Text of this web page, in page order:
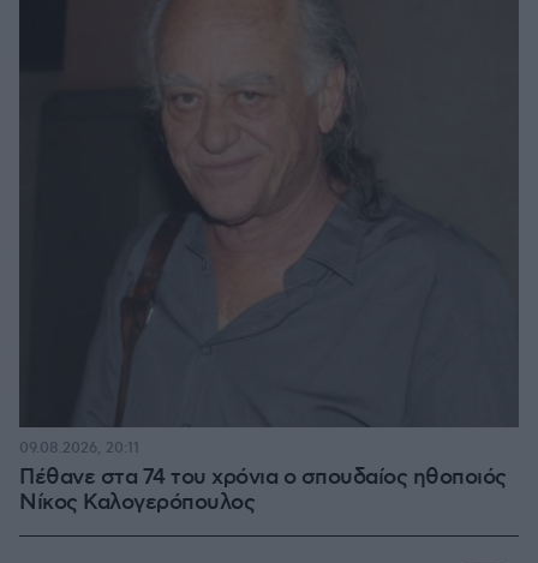
Πέθανε στα 74 του χρόνια ο σπουδαίος ηθοποιός
Νίκος Καλογερόπουλος
09.08.2026, 20:11